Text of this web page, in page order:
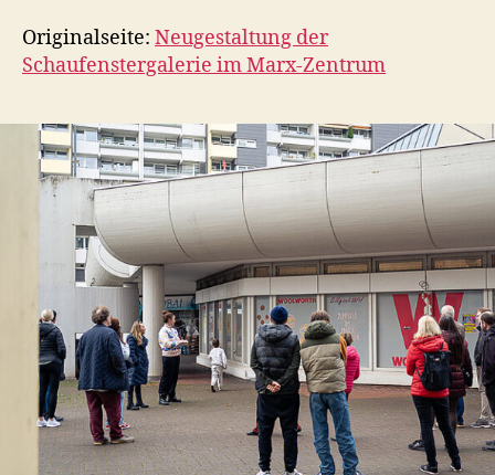
Originalseite: Neugestaltung der
Schaufenstergalerie im Marx-Zentrum